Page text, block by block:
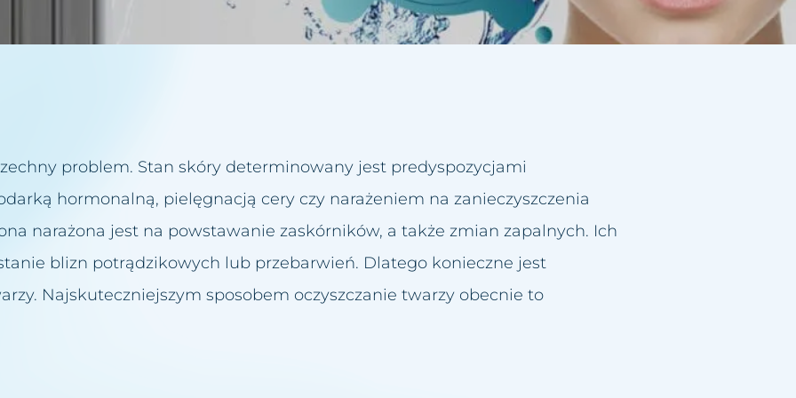
problem. Stan skóry determinowany jest predyspozycjami
hormonalną, pielęgnacją cery czy narażeniem na zanieczyszczenia
narażona jest na powstawanie zaskórników, a także zmian zapalnych. Ich
blizn potrądzikowych lub przebarwień. Dlatego konieczne jest
Najskuteczniejszym sposobem oczyszczanie twarzy obecnie to